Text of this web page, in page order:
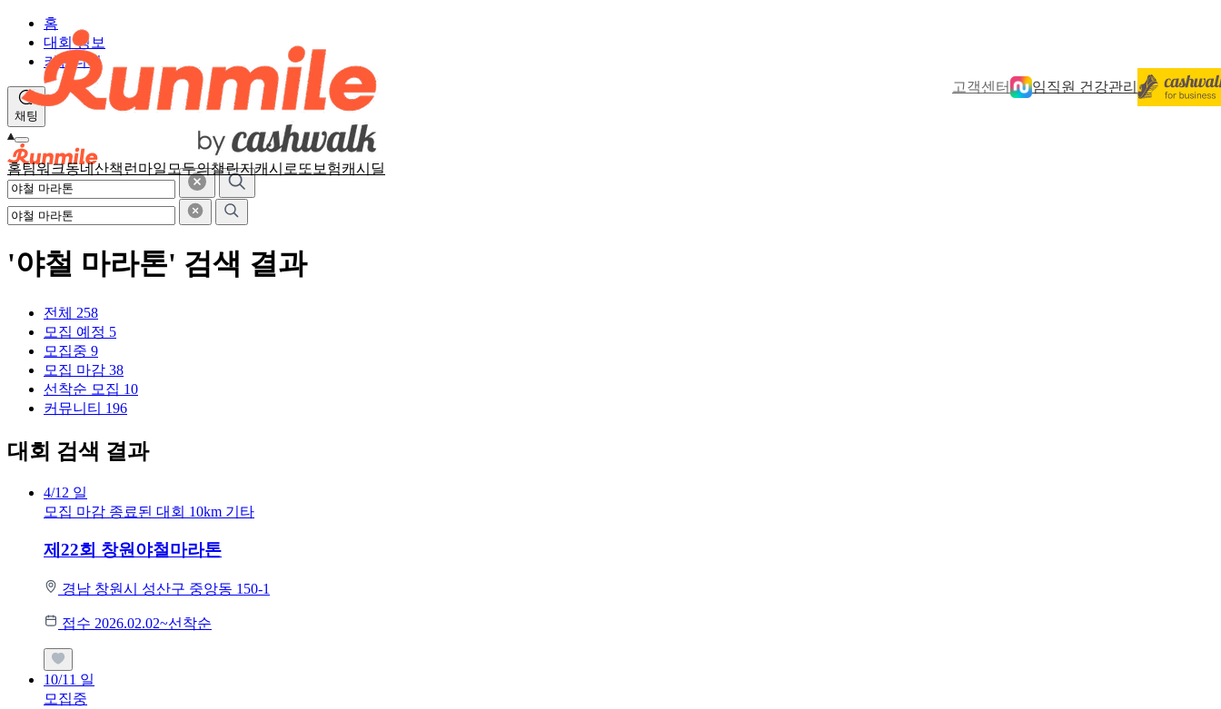
고객센터 임직원 건강관리
홈팀워크동네산책 런마일 모두의챌린지캐시로또 보험캐시딜
홈
대회 정보
커뮤니티
채팅
'야철 마라톤' 검색 결과
전체 258
모집 예정 5
모집중 9
모집 마감 38
선착순 모집 10
커뮤니티 196
대회 검색 결과
4/12 일
모집 마감 종료된 대회 10km 기타
제22회 창원야철마라톤
경남 창원시 성산구 중앙동 150-1
접수 2026.02.02~선착순
10/11 일
모집중